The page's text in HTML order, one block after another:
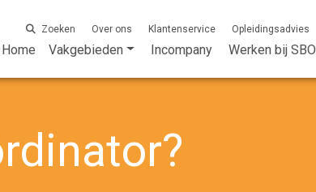
Zoeken Over ons Klantenservice Opleidingsadvies
Home
Vakgebieden Incompany Werken bij SBO